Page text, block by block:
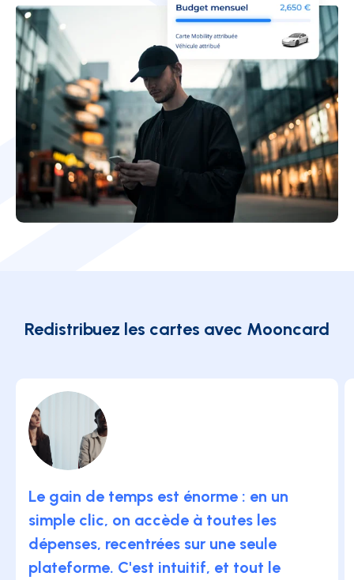
Redistribuez les cartes avec Mooncard
Le gain de temps est énorme : en un
simple clic, on accède à toutes les
dépenses, recentrées sur une seule
plateforme. C'est intuitif, et tout le